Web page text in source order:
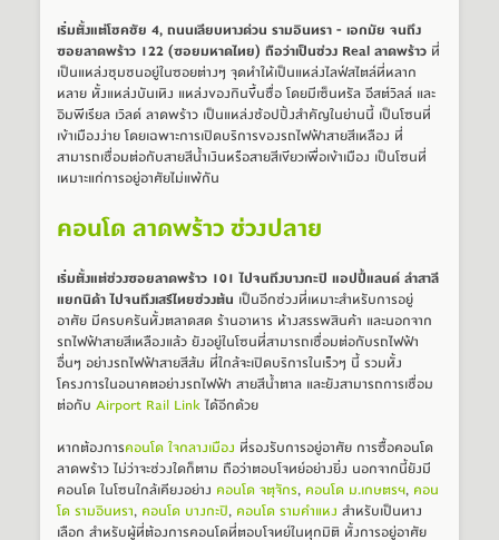
เริ่มตั้งแต่โชคชัย 4, ถนนเลียบทางด่วน รามอินทรา - เอกมัย จนถึง
ซอยลาดพร้าว 122 (ซอยมหาดไทย) ถือว่าเป็นช่วง Real ลาดพร้าว ที่
เป็นแหล่งชุมชนอยู่ในซอยต่างๆ จุดทำให้เป็นแหล่งไลฟ์สไตล์ที่หลาก
หลาย ทั้งแหล่งบันเทิง แหล่งของกินขึ้นชื่อ โดยมีเซ็นทรัล อีสต์วิลล์ และ
อิมพีเรียล เวิลด์ ลาดพร้าว เป็นแหล่งช้อปปิ้งสำคัญในย่านนี้ เป็นโซนที่
เข้าเมืองง่าย โดยเฉพาะการเปิดบริการของรถไฟฟ้าสายสีเหลือง ที่
สามารถเชื่อมต่อกับสายสีน้ำเงินหรือสายสีเขียวเพื่อเข้าเมือง เป็นโซนที่
เหมาะแก่การอยู่อาศัยไม่แพ้กัน
คอนโด ลาดพร้าว ช่วงปลาย
เริ่มตั้งแต่ช่วงซอยลาดพร้าว 101 ไปจนถึงบางกะปิ แอปปี้แลนด์ ลำสาลี
แยกนิด้า ไปจนถึงเสรีไทยช่วงต้น เป็นอีกช่วงที่เหมาะสำหรับการอยู่
อาศัย มีครบครันทั้งตลาดสด ร้านอาหาร ห้างสรรพสินค้า และนอกจาก
รถไฟฟ้าสายสีเหลืองแล้ว ยังอยู่ในโซนที่สามารถเชื่อมต่อกับรถไฟฟ้า
อื่นๆ อย่างรถไฟฟ้าสายสีส้ม ที่ใกล้จะเปิดบริการในเร็วๆ นี้ รวมทั้ง
โครงการในอนาคตอย่างรถไฟฟ้า สายสีน้ำตาล และยังสามารถการเชื่อม
ต่อกับ Airport Rail Link ได้อีกด้วย
หากต้องการคอนโด ใจกลางเมือง ที่รองรับการอยู่อาศัย การซื้อคอนโด
ลาดพร้าว ไม่ว่าจะช่วงใดก็ตาม ถือว่าตอบโจทย์อย่างยิ่ง นอกจากนี้ยังมี
คอนโด ในโซนใกล้เคียงอย่าง คอนโด จตุจักร, คอนโด ม.เกษตรฯ, คอน
โด รามอินทรา, คอนโด บางกะปิ, คอนโด รามคำแหง สำหรับเป็นทาง
เลือก สำหรับผู้ที่ต้องการคอนโดที่ตอบโจทย์ในทุกมิติ ทั้งการอยู่อาศัย